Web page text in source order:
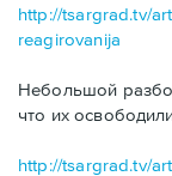
http://tsargrad.tv/
reagirovanija
Небольшой
что их
http://tsargrad.tv/